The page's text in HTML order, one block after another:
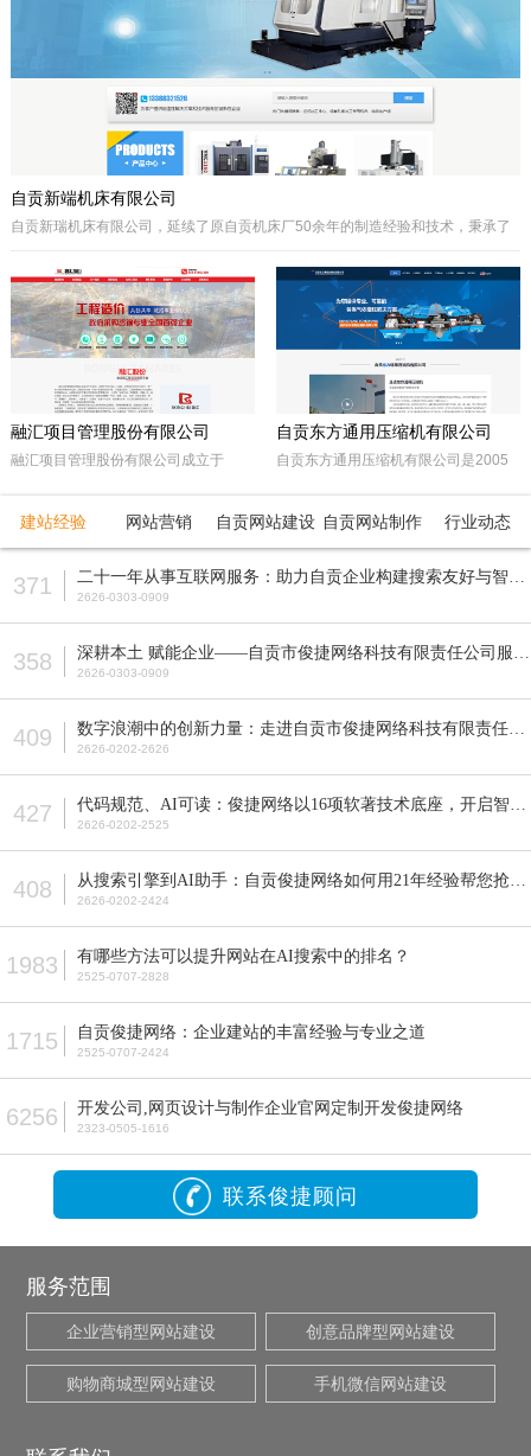
工队伍、科学的管理模式，秉承着创新
的理念、先进的技术、严格的施工管
理、热诚服务的态度为客户创造更大的
限公司等四个国有公司出资组建，市城
投集团控股。公司经营范围是沱江航电
镇、新农村和现代农业建设、移民安置
服务，基础设施及岸线生态建设，河道
疏浚、水环境治理和水资源经营利用，
港口码头装卸与仓储、港口物流...
自贡新端机床有限公司
自贡新瑞机床有限公司，延续了原自贡机床厂50余年的制造经验和技术，秉承了
公司生产：Z系列摇臂钻床、Z系列立式钻床、ZLKV系列数控龙门加工中心、ZLK
系列数控龙门钻床、VMC、立式加工中心、成套孔系加工专用机床、钻攻生产线
等产品的设计、制造。产品广泛应用于模具、机械制造、汽车制造、航空、船
舶、轨道交通、铁塔、钢结构等工业制造及机械加工领域。
融汇项目管理股份有限公司
融汇项目管理股份有限公司成立于
注册资本5000万人民币，是一家以政
产品国际招标代理、工程造价咨询、工
程监理等多元化发展的咨询服务企业。
自贡东方通用压缩机有限公司
自贡东方通用压缩机有限公司是2005
民营企业。由东方锅炉集团动能分厂同
贡市高新工业园区十大重点企业之一。
公司占地面积近70亩，注册资本5200
型、D型、L型、Z型、P型5个系列上百
压缩机气体力从20KN—800KN，排气
压力可达50MPa。各类成套气体压缩
建站经验 网站营销 自贡网站建设 自贡网站制作 行业动态
371 2626-0303-0909
358 2626-0303-0909
409 2626-0202-2626
427 2626-0202-2525
408 2626-0202-2424
1983 有哪些方法可以提升网站在AI搜索中的排名？
2525-0707-2828
1715 自贡俊捷网络：企业建站的丰富经验与专业之道
2525-0707-2424
6256 开发公司,网页设计与制作企业官网定制开发俊捷网络
2323-0505-1616
联系俊捷顾问
服务范围
企业营销型网站建设 创意品牌型网站建设
购物商城型网站建设 手机微信网站建设